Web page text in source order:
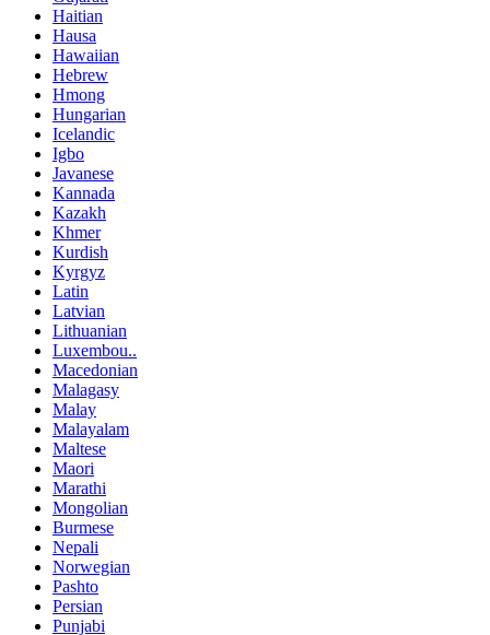
Haitian
Hausa
Hawaiian
Hebrew
Hmong
Hungarian
Icelandic
Igbo
Javanese
Kannada
Kazakh
Khmer
Kurdish
Kyrgyz
Latin
Latvian
Lithuanian
Luxembou..
Macedonian
Malagasy
Malay
Malayalam
Maltese
Maori
Marathi
Mongolian
Burmese
Nepali
Norwegian
Pashto
Persian
Punjabi